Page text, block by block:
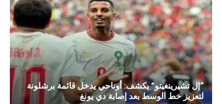
“إل تشيرينغيتو” يكشف: أوناحي يدخل قائمة برشلونة
لتعزيز خط الوسط بعد إصابة دي يونغ